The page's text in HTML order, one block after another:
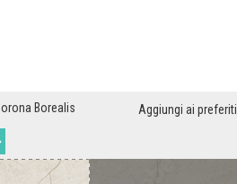
Borealis Aggiungi ai preferiti